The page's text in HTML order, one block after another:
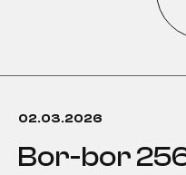
02.03.2026
bor-bor